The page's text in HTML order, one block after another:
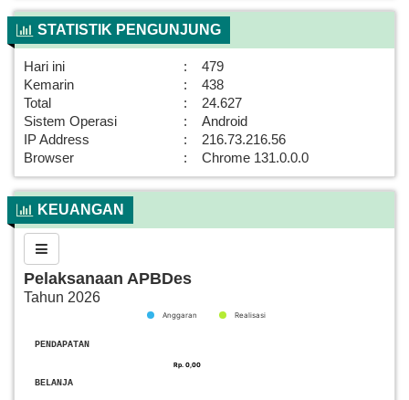
STATISTIK PENGUNJUNG
Hari ini :
479
Kemarin
:
438
Total
:
24.627
Sistem Operasi
:
Android
IP Address
:
216.73.216.56
Browser
: Chrome 131.0.0.0
KEUANGAN
Toogle navigation
Pelaksanaan APBDes
Tahun 2026
Bar chart with 2 data series.
The chart has 1 X axis displaying categories.
The chart has 1 Y axis displaying values. Data ranges from
Anggaran Realisasi
PENDAPATAN
Rp. 0,00
Rp. 0,00
End of interactive chart.
BELANJA